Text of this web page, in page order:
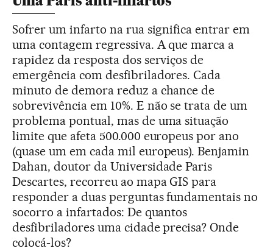
Sofrer um infarto na rua significa entrar em
uma contagem regressiva. A que marca a
rapidez da resposta dos serviços de
emergência com desfibriladores. Cada
minuto de demora reduz a chance de
sobrevivência em 10%. E não se trata de um
problema pontual, mas de uma situação
limite que afeta 500.000 europeus por ano
(quase um em cada mil europeus). Benjamin
Dahan, doutor da Universidade Paris
Descartes, recorreu ao mapa GIS para
responder a duas perguntas fundamentais no
socorro a infartados: De quantos
desfibriladores uma cidade precisa? Onde
colocá-los?